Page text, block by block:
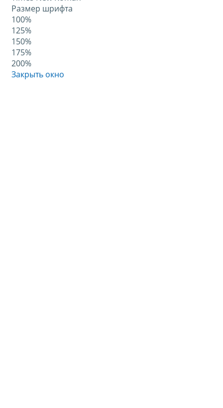
Размер шрифта
100%
125%
150%
175%
200%
Закрыть окно